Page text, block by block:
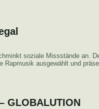
soziale Missstände an.
Rapmusik ausgewählt und
GLOBALUTION